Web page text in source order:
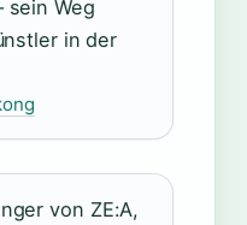
sein Weg
in der
von ZE:A,